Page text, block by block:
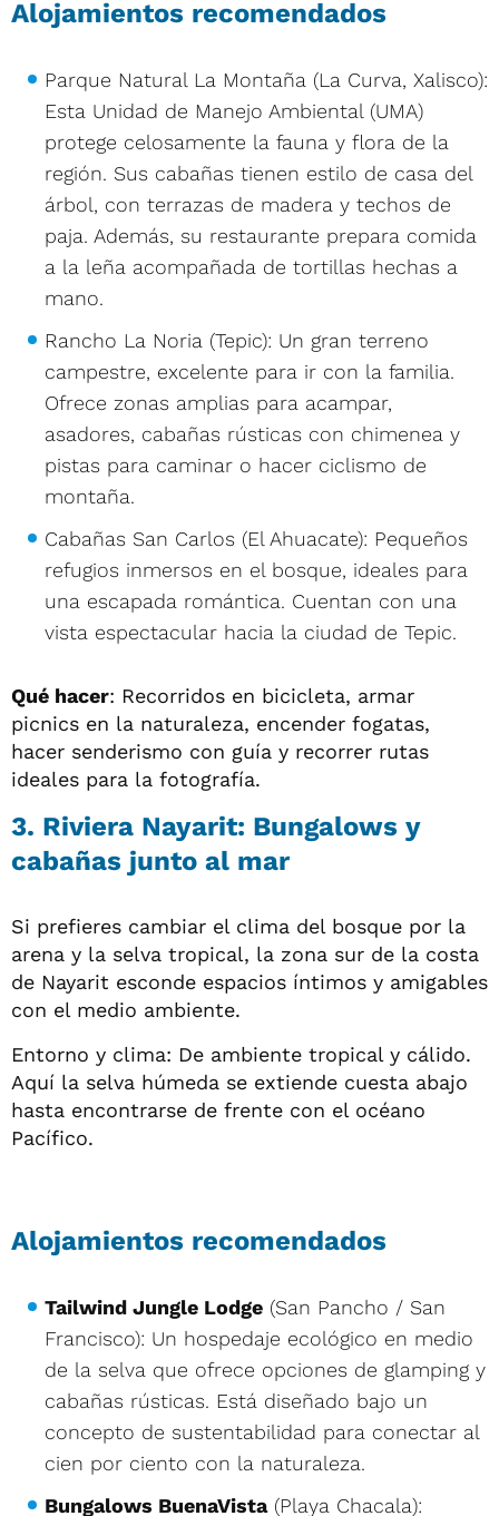
Alojamientos recomendados
Parque Natural La Montaña (La Curva, Xalisco):
Esta Unidad de Manejo Ambiental (UMA)
protege celosamente la fauna y flora de la
región. Sus cabañas tienen estilo de casa del
árbol, con terrazas de madera y techos de
paja. Además, su restaurante prepara comida
a la leña acompañada de tortillas hechas a
mano.
Rancho La Noria (Tepic): Un gran terreno
campestre, excelente para ir con la familia.
Ofrece zonas amplias para acampar,
asadores, cabañas rústicas con chimenea y
pistas para caminar o hacer ciclismo de
montaña.
Cabañas San Carlos (El Ahuacate): Pequeños
refugios inmersos en el bosque, ideales para
una escapada romántica. Cuentan con una
vista espectacular hacia la ciudad de Tepic.
Qué hacer: Recorridos en bicicleta, armar
picnics en la naturaleza, encender fogatas,
hacer senderismo con guía y recorrer rutas
ideales para la fotografía.
3. Riviera Nayarit: Bungalows y
cabañas junto al mar
Si prefieres cambiar el clima del bosque por la
arena y la selva tropical, la zona sur de la costa
de Nayarit esconde espacios íntimos y amigables
con el medio ambiente.
Entorno y clima: De ambiente tropical y cálido.
Aquí la selva húmeda se extiende cuesta abajo
hasta encontrarse de frente con el océano
Pacífico.
Alojamientos recomendados
Tailwind Jungle Lodge (San Pancho / San
Francisco): Un hospedaje ecológico en medio
de la selva que ofrece opciones de glamping y
cabañas rústicas. Está diseñado bajo un
concepto de sustentabilidad para conectar al
cien por ciento con la naturaleza.
Bungalows BuenaVista(Playa Chacala):